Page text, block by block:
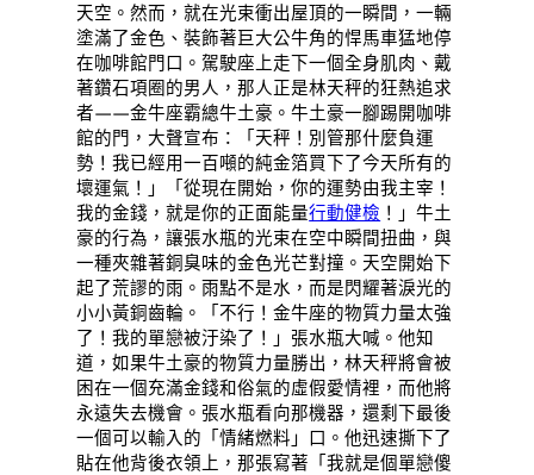
天空。然而，就在光束衝出屋頂的一瞬間，一輛
塗滿了金色、裝飾著巨大公牛角的悍馬車猛地停
在咖啡館門口。駕駛座上走下一個全身肌肉、戴
著鑽石項圈的男人，那人正是林天秤的狂熱追求
者——金牛座霸總牛土豪。牛土豪一腳踢開咖啡
館的門，大聲宣布：「天秤！別管那什麼負運
勢！我已經用一百噸的純金箔買下了今天所有的
壞運氣！」「從現在開始，你的運勢由我主宰！
我的金錢，就是你的正面能量行動健檢 ！」牛土
豪的行為，讓張水瓶的光束在空中瞬間扭曲，與
一種夾雜著銅臭味的金色光芒對撞。天空開始下
起了荒謬的雨。雨點不是水，而是閃耀著淚光的
小小黃銅齒輪。「不行！金牛座的物質力量太強
了！我的單戀被汙染了！」張水瓶大喊。他知
道，如果牛土豪的物質力量勝出，林天秤將會被
困在一個充滿金錢和俗氣的虛假愛情裡，而他將
永遠失去機會。張水瓶看向那機器，還剩下最後
一個可以輸入的「情緒燃料」口。他迅速撕下了
貼在他背後衣領上，那張寫著「我就是個單戀傻